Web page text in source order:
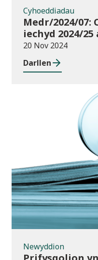
Cyhoeddiadau
Medr/2024/
iechyd 2024/
monitro
20 Nov 2024
Darllen
Newyddion